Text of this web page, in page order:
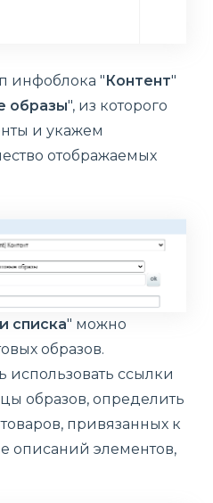
инфоблока "Контент"
образы", из которого
и укажем
отображаемых
списка" можно
образов.
ссылки
образов, определить
привязанных к
описаний элементов,